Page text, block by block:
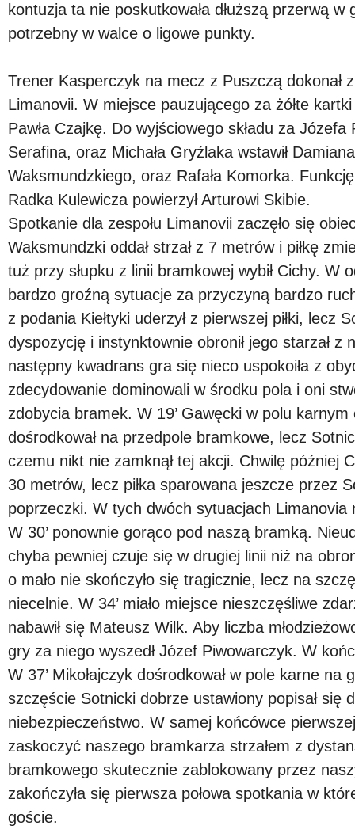
kontuzja ta nie poskutkowała dłuższą przerwą
potrzebny w walce o ligowe punkty.
Trener Kasperczyk na mecz z Puszczą dokonał
Limanovii. W miejsce pauzującego za żółte
Pawła Czajkę. Do wyjściowego składu za
Serafina, oraz Michała Gryźlaka wstawił
Waksmundzkiego, oraz Rafała Komorka.
Radka Kulewicza powierzył Arturowi Skibie.
Spotkanie dla zespołu Limanovii zaczęło się
Waksmundzki oddał strzał z 7 metrów i piłkę
tuż przy słupku z linii bramkowej wybił Cichy. W
bardzo groźną sytuacje za przyczyną bardzo
z podania Kiełtyki uderzył z pierwszej piłki, lecz
dyspozycję i instynktownie obronił jego starzał z
następny kwadrans gra się nieco uspokoiła z
zdecydowanie dominowali w środku pola i oni
zdobycia bramek. W 19’ Gawęcki w polu
dośrodkował na przedpole bramkowe, lecz
czemu nikt nie zamknął tej akcji. Chwilę później
30 metrów, lecz piłka sparowana jeszcze przez
poprzeczki. W tych dwóch sytuacjach Limanovia
W 30’ ponownie gorąco pod naszą bramką.
chyba pewniej czuje się w drugiej linii niż na
o mało nie skończyło się tragicznie, lecz na
niecelnie. W 34’ miało miejsce nieszczęśliwe
nabawił się Mateusz Wilk. Aby liczba
gry za niego wyszedł Józef Piwowarczyk. W
W 37’ Mikołajczyk dośrodkował w pole karne na
szczęście Sotnicki dobrze ustawiony popisał się
niebezpieczeństwo. W samej końcówce
zaskoczyć naszego bramkarza strzałem z
bramkowego skutecznie zablokowany przez
zakończyła się pierwsza połowa spotkania w
goście.